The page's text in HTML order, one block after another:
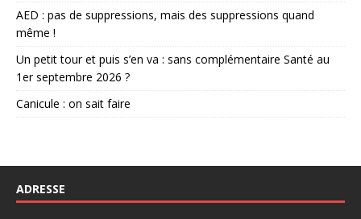
AED : pas de suppressions, mais des suppressions quand
même !
Un petit tour et puis s’en va : sans complémentaire Santé au
1er septembre 2026 ?
Canicule : on sait faire
ADRESSE